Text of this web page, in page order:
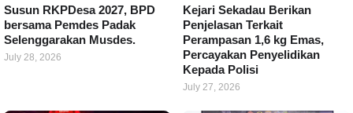
Susun RKPDesa 2027, BPD
bersama Pemdes Padak
Selenggarakan Musdes.
July 28, 2026
Kejari Sekadau Berikan
Penjelasan Terkait
Perampasan 1,6 kg Emas,
Percayakan Penyelidikan
Kepada Polisi
July 27, 2026